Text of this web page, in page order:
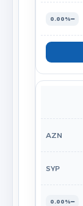
0.00%
AZN
SYP
0.00%